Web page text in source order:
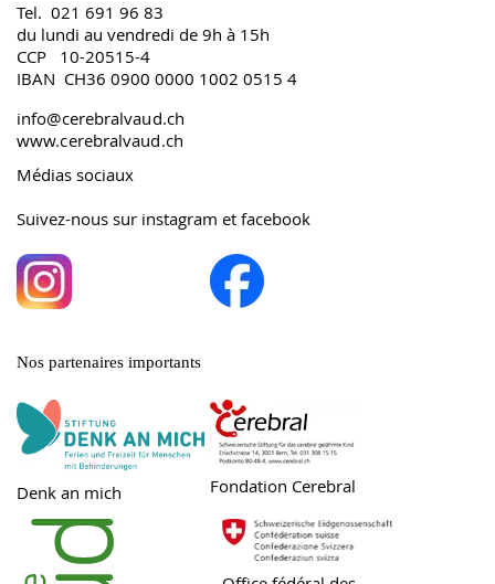
Tel. 021 691 96 83
du lundi au vendredi de 9h à 15h
CCP 10-20515-4
IBAN CH36 0900 0000 1002 0515 4
info@cerebralvaud.ch
www.cerebralvaud.ch
Médias sociaux
Suivez-nous sur instagram et facebook
Nos partenaires importants
Denk an mich Fondation Cerebral